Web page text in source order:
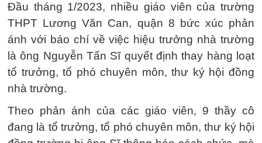
Đầu tháng 1/2023, nhiều giáo viên của trường
THPT Lương Văn Can, quận 8 bức xúc phản
ánh với báo chí về việc hiệu trưởng nhà trường
là ông Nguyễn Tấn Sĩ quyết định thay hàng loạt
tổ trưởng, tổ phó chuyên môn, thư ký hội đồng
nhà trường.
Theo phản ánh của các giáo viên, 9 thầy cô
đang là tổ trưởng, tổ phó chuyên môn, thư ký hội